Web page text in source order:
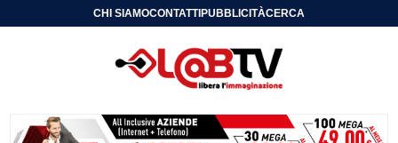
CHI SIAMOCONTATTIPUBBLICITÀCERCA